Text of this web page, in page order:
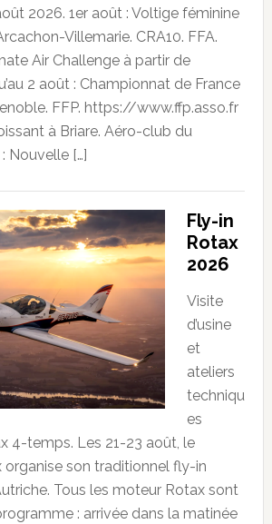
2026. 1er août : Voltige féminine
Villemarie. CRA10. FFA.
Air Challenge à partir de
2 août : Championnat de France
FFP. https://www.ffp.asso.fr
à Briare. Aéro-club du
Nouvelle […]
Fly-in
Rotax
2026
Visite
d’usine
et
ateliers
techniqu
es
4-temps. Les 21-23 août, le
son traditionnel fly-in
Tous les moteur Rotax sont
: arrivée dans la matinée